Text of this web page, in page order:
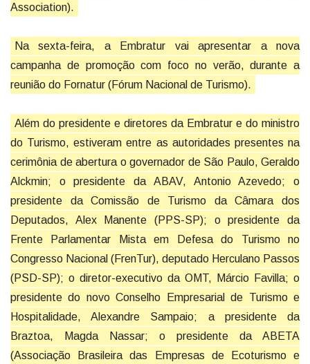
Association).
Na sexta-feira, a Embratur vai apresentar a nova
campanha de promoção com foco no verão, durante a
reunião do Fornatur (Fórum Nacional de Turismo).
Além do presidente e diretores da Embratur e do ministro
do Turismo, estiveram entre as autoridades presentes na
cerimônia de abertura o governador de São Paulo, Geraldo
Alckmin; o presidente da ABAV, Antonio Azevedo; o
presidente da Comissão de Turismo da Câmara dos
Deputados, Alex Manente (PPS-SP); o presidente da
Frente Parlamentar Mista em Defesa do Turismo no
Congresso Nacional (FrenTur), deputado Herculano Passos
(PSD-SP); o diretor-executivo da OMT, Márcio Favilla; o
presidente do novo Conselho Empresarial de Turismo e
Hospitalidade, Alexandre Sampaio; a presidente da
Braztoa, Magda Nassar; o presidente da ABETA
(Associação Brasileira das Empresas de Ecoturismo e